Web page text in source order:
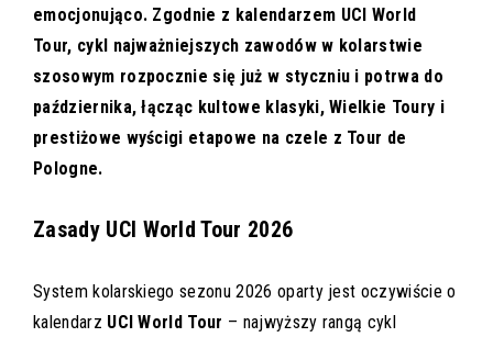
emocjonująco. Zgodnie z kalendarzem UCI World
Tour, cykl najważniejszych zawodów w kolarstwie
szosowym rozpocznie się już w styczniu i potrwa do
października, łącząc kultowe klasyki, Wielkie Toury i
prestiżowe wyścigi etapowe na czele z Tour de
Pologne.
Zasady UCI World Tour 2026
System kolarskiego sezonu 2026 oparty jest oczywiście o
kalendarz UCI World Tour – najwyższy rangą cykl